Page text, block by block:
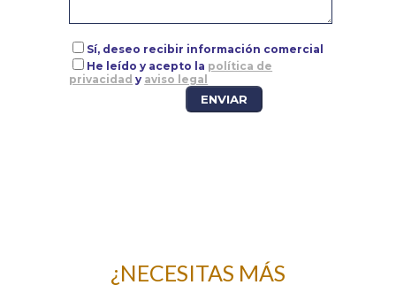
Sí, deseo recibir información comercial
He leído y acepto la política de
privacidad y aviso legal
¿NECESITAS MÁS